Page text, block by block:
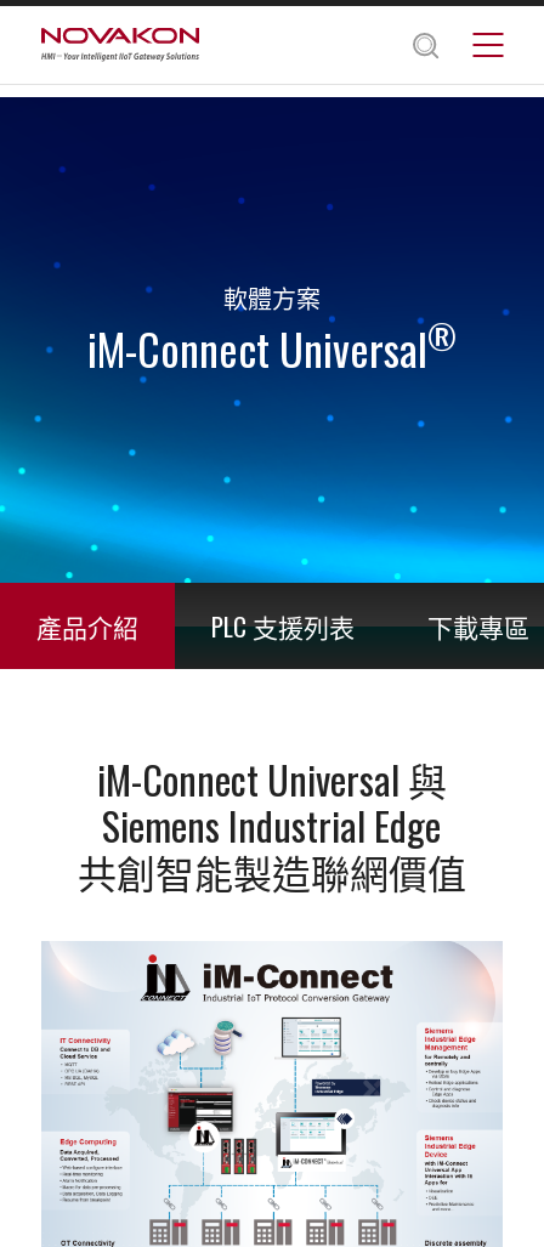
軟體方案
iM-Connect Universal®
產品介紹 PLC 支援列表 下載專區
iM-Connect Universal 與
Siemens Industrial Edge
共創智能製造聯網價值